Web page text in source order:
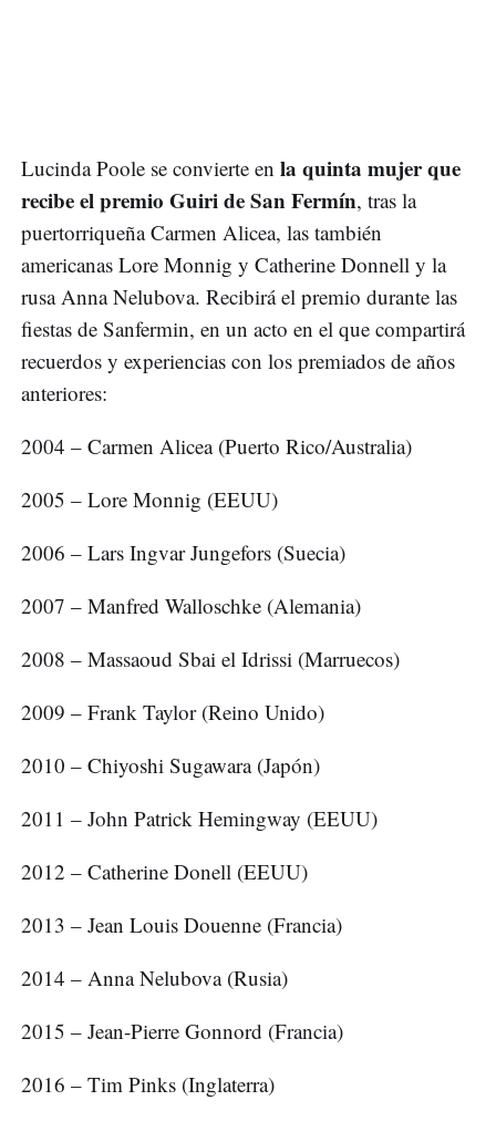
Lucinda Poole se convierte en la quinta mujer que
recibe el premio Guiri de San Fermín, tras la
puertorriqueña Carmen Alicea, las también
americanas Lore Monnig y Catherine Donnell y la
rusa Anna Nelubova. Recibirá el premio durante las
fiestas de Sanfermin, en un acto en el que compartirá
recuerdos y experiencias con los premiados de años
anteriores:
2004 – Carmen Alicea (Puerto Rico/Australia)
2005 – Lore Monnig (EEUU)
2006 – Lars Ingvar Jungefors (Suecia)
2007 – Manfred Walloschke (Alemania)
2008 – Massaoud Sbai el Idrissi (Marruecos)
2009 – Frank Taylor (Reino Unido)
2010 – Chiyoshi Sugawara (Japón)
2011 – John Patrick Hemingway (EEUU)
2012 – Catherine Donell (EEUU)
2013 – Jean Louis Douenne (Francia)
2014 – Anna Nelubova (Rusia)
2015 – Jean-Pierre Gonnord (Francia)
2016 – Tim Pinks (Inglaterra)